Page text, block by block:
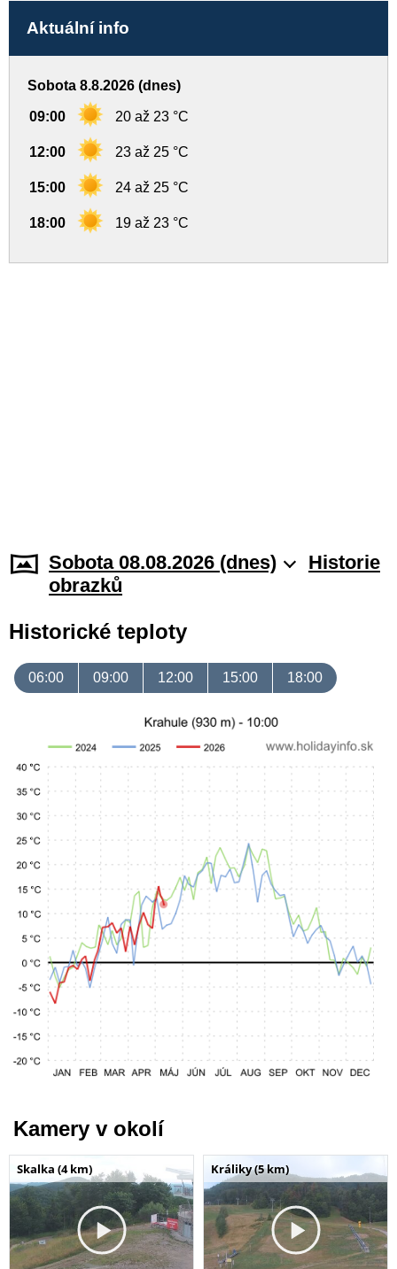
Aktuální info
Sobota 8.8.2026 (dnes)
09:00 20 až 23 °C
12:00 23 až 25 °C
15:00 24 až 25 °C
18:00 19 až 23 °C
Sobota 08.08.2026 (dnes)
Historie
obrazků
Historické teploty
06:00 09:00 12:00 15:00 18:00
Kamery v okolí
Skalka (4 km) Králiky (5 km)